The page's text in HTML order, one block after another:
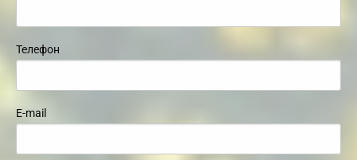
Телефон
E-mail